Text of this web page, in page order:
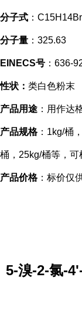
分子式 ：
分子量 ：325.63
EINECS号 ：636-
性状： 类白色粉末
产品用途 ：用作达
产品规格：1kg/桶
桶，25kg/桶等，
产品价格：标价仅
5-溴-2-氯-